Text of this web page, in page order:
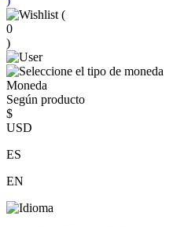
(
0
)
Moneda
Según producto
$
USD
ES
EN